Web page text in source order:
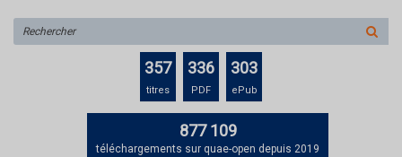
sur
le
357
titres
336
PDF
303
ePub
877 109
téléchargements sur quae-open depuis 2019